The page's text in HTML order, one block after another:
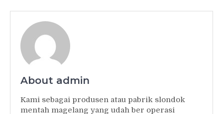
About admin
Kami sebagai produsen atau pabrik slondok
mentah magelang yang udah ber operasi